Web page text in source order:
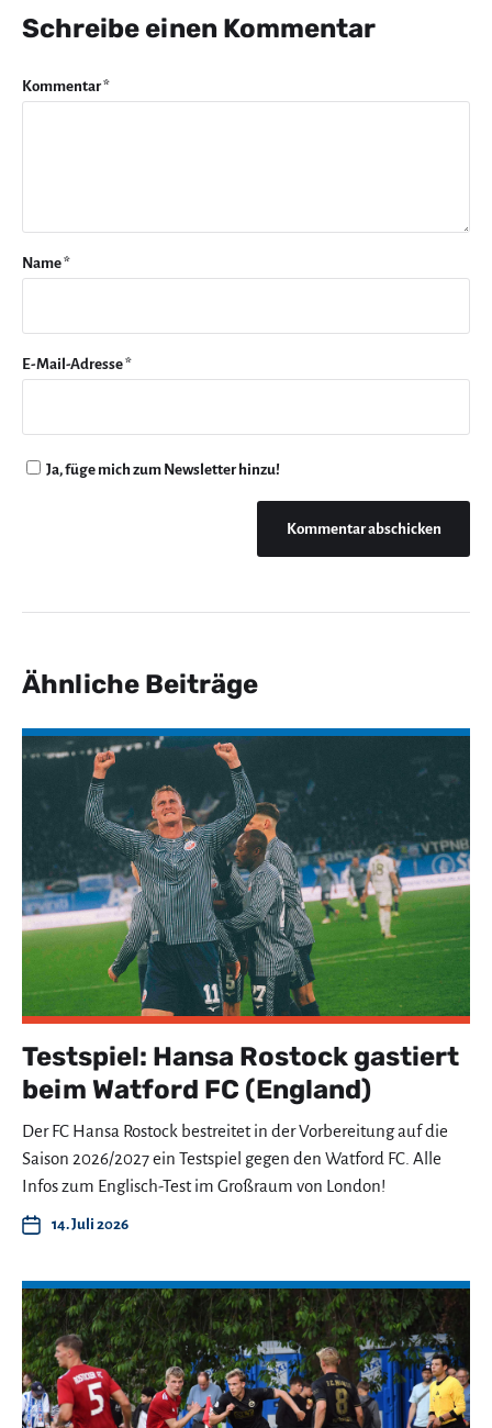
Schreibe einen Kommentar
Kommentar*
Name*
E-Mail-Adresse*
Ja, füge mich zum Newsletter hinzu!
Ähnliche Beiträge
Testspiel: Hansa Rostock gastiert
beim Watford FC (England)
Der FC Hansa Rostock bestreitet in der Vorbereitung auf die
Saison 2026/2027 ein Testspiel gegen den Watford FC. Alle
Infos zum Englisch-Test im Großraum von London!
14. Juli 2026